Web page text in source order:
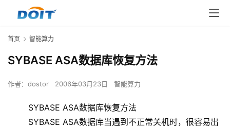
首页 智能算力
SYBASE ASA数据库恢复方法
作者： dostor 2006年03月23日 智能算力
SYBASE ASA数据库恢复方法
SYBASE ASA数据库当遇到不正常关机时，很容易出